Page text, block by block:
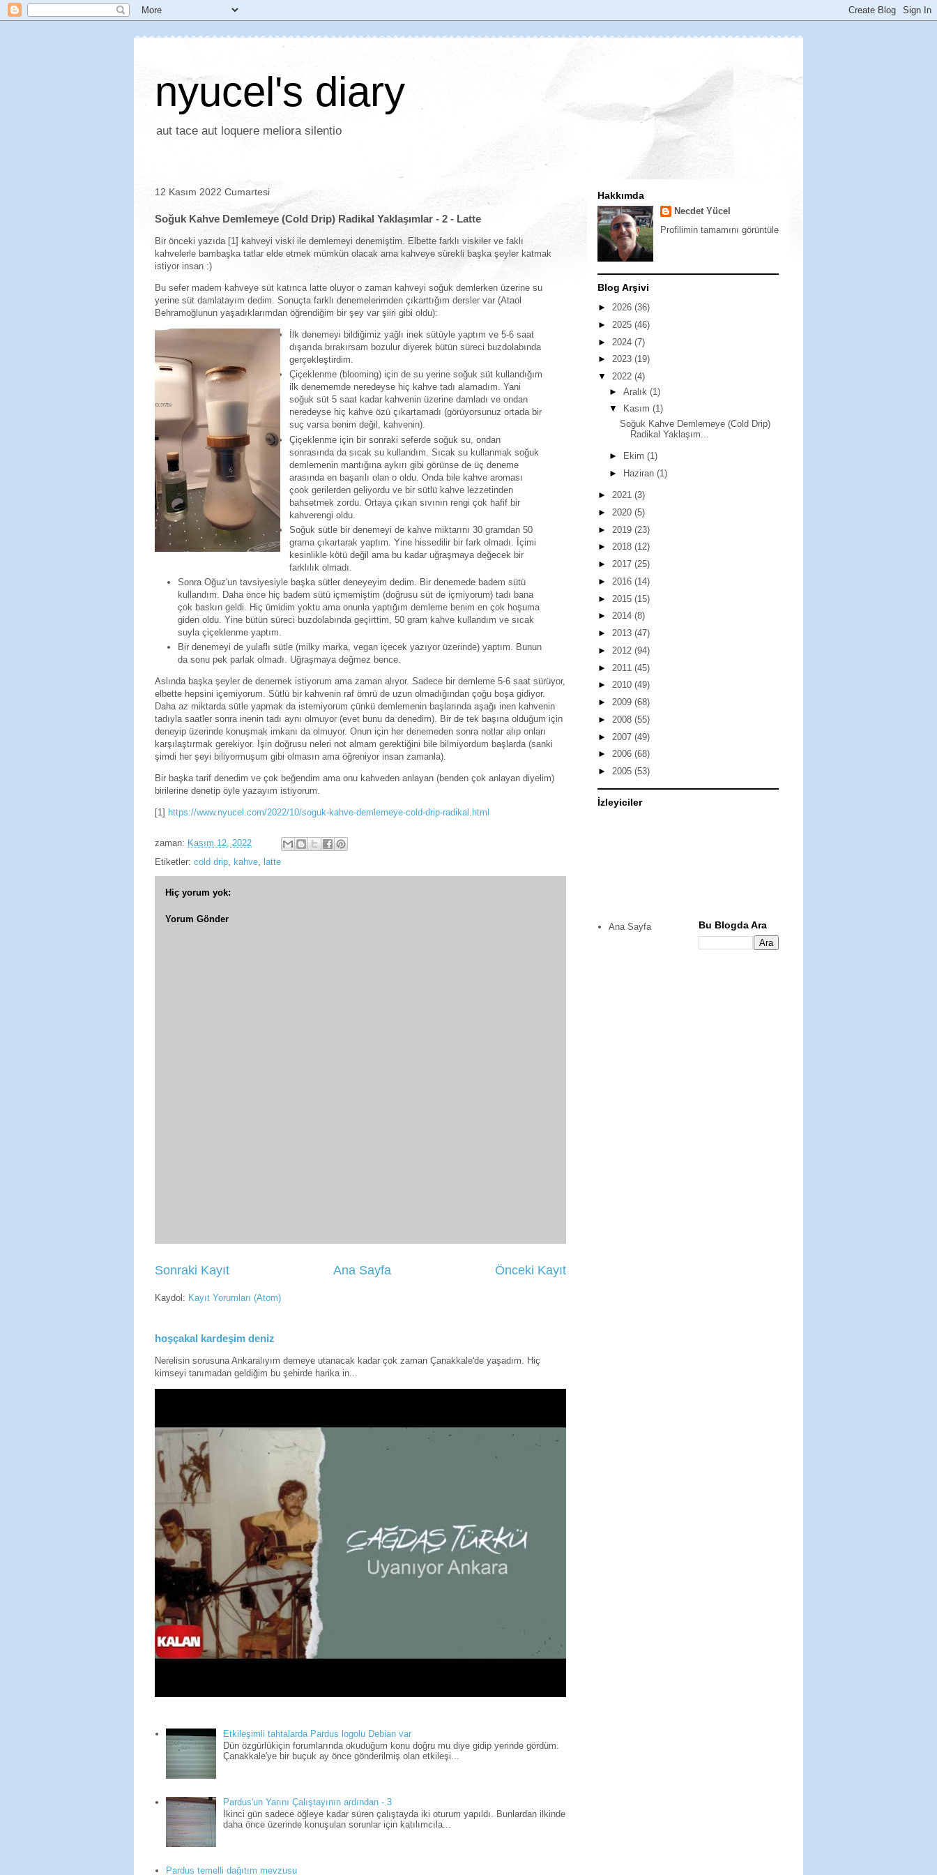
nyucel's diary
aut tace aut loquere meliora silentio
12 Kasım 2022 Cumartesi
Soğuk Kahve Demlemeye (Cold Drip) Radikal Yaklaşımlar - 2 - Latte
Bir önceki yazıda [1] kahveyi viski ile demlemeyi denemiştim. Elbette farklı viskiler ve faklı
kahvelerle bambaşka tatlar elde etmek mümkün olacak ama kahveye sürekli başka şeyler katmak
istiyor insan :)
Bu sefer madem kahveye süt katınca latte oluyor o zaman kahveyi soğuk demlerken üzerine su
yerine süt damlatayım dedim. Sonuçta farklı denemelerimden çıkarttığım dersler var (Ataol
Behramoğlunun yaşadıklarımdan öğrendiğim bir şey var şiiri gibi oldu):
İlk denemeyi bildiğimiz yağlı inek sütüyle yaptım ve 5-6 saat
dışarıda bırakırsam bozulur diyerek bütün süreci buzdolabında
gerçekleştirdim.
Çiçeklenme (blooming) için de su yerine soğuk süt kullandığım
ilk denememde neredeyse hiç kahve tadı alamadım. Yani
soğuk süt 5 saat kadar kahvenin üzerine damladı ve ondan
neredeyse hiç kahve özü çıkartamadı (görüyorsunuz ortada bir
suç varsa benim değil, kahvenin).
Çiçeklenme için bir sonraki seferde soğuk su, ondan
sonrasında da sıcak su kullandım. Sıcak su kullanmak soğuk
demlemenin mantığına aykırı gibi görünse de üç deneme
arasında en başarılı olan o oldu. Onda bile kahve aroması
çook gerilerden geliyordu ve bir sütlü kahve lezzetinden
bahsetmek zordu. Ortaya çıkan sıvının rengi çok hafif bir
kahverengi oldu.
Soğuk sütle bir denemeyi de kahve miktarını 30 gramdan 50
grama çıkartarak yaptım. Yine hissedilir bir fark olmadı. İçimi
kesinlikle kötü değil ama bu kadar uğraşmaya değecek bir
farklılık olmadı.
Sonra Oğuz'un tavsiyesiyle başka sütler deneyeyim dedim. Bir denemede badem sütü
kullandım. Daha önce hiç badem sütü içmemiştim (doğrusu süt de içmiyorum) tadı bana
çok baskın geldi. Hiç ümidim yoktu ama onunla yaptığım demleme benim en çok hoşuma
giden oldu. Yine bütün süreci buzdolabında geçirttim, 50 gram kahve kullandım ve sıcak
suyla çiçeklenme yaptım.
Bir denemeyi de yulaflı sütle (milky marka, vegan içecek yazıyor üzerinde) yaptım. Bunun
da sonu pek parlak olmadı. Uğraşmaya değmez bence.
Aslında başka şeyler de denemek istiyorum ama zaman alıyor. Sadece bir demleme 5-6 saat sürüyor,
elbette hepsini içemiyorum. Sütlü bir kahvenin raf ömrü de uzun olmadığından çoğu boşa gidiyor.
Daha az miktarda sütle yapmak da istemiyorum çünkü demlemenin başlarında aşağı inen kahvenin
tadıyla saatler sonra inenin tadı aynı olmuyor (evet bunu da denedim). Bir de tek başına olduğum için
deneyip üzerinde konuşmak imkanı da olmuyor. Onun için her denemeden sonra notlar alıp onları
karşılaştırmak gerekiyor. İşin doğrusu neleri not almam gerektiğini bile bilmiyordum başlarda (sanki
şimdi her şeyi biliyormuşum gibi olmasın ama öğreniyor insan zamanla).
Bir başka tarif denedim ve çok beğendim ama onu kahveden anlayan (benden çok anlayan diyelim)
birilerine denetip öyle yazayım istiyorum.
[1] https://www.nyucel.com/2022/10/soguk-kahve-demlemeye-cold-drip-radikal.html
zaman: Kasım 12, 2022
Etiketler: cold drip, kahve, latte
Hiç yorum yok:
Yorum Gönder
Sonraki Kayıt Önceki Kayıt
Ana Sayfa
Kaydol: Kayıt Yorumları (Atom)
hoşçakal kardeşim deniz
Nerelisin sorusuna Ankaralıyım demeye utanacak kadar çok zaman Çanakkale'de yaşadım. Hiç
kimseyi tanımadan geldiğim bu şehirde harika in...
Etkileşimli tahtalarda Pardus logolu Debian var
Dün özgürlükiçin forumlarında okuduğum konu doğru mu diye gidip yerinde gördüm.
Çanakkale'ye bir buçuk ay önce gönderilmiş olan etkileşi...
Pardus'un Yarını Çalıştayının ardından - 3
İkinci gün sadece öğleye kadar süren çalıştayda iki oturum yapıldı. Bunlardan ilkinde
daha önce üzerinde konuşulan sorunlar için katılımcıla...
Pardus temelli dağıtım mevzusu
Hakkımda
Necdet Yücel
Profilimin tamamını görüntüle
Blog Arşivi
► 2026 (36)
► 2025 (46)
► 2024 (7)
► 2023 (19)
▼ 2022 (4)
► Aralık (1)
▼
Kasım (1)
Soğuk Kahve Demlemeye (Cold Drip)
Radikal Yaklaşım...
► Ekim (1)
►
Haziran (1)
► 2021 (3)
► 2020 (5)
► 2019 (23)
► 2018 (12)
► 2017 (25)
► 2016 (14)
► 2015 (15)
► 2014 (8)
► 2013 (47)
► 2012 (94)
► 2011 (45)
► 2010 (49)
► 2009 (68)
► 2008 (55)
► 2007 (49)
► 2006 (68)
► 2005 (53)
İzleyiciler
Ana Sayfa Bu Blogda Ara